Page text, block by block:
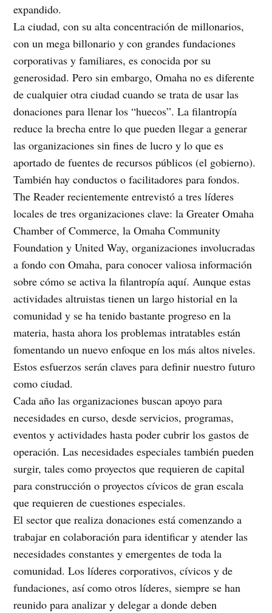
expandido.
La ciudad, con su alta concentración de millonarios,
con un mega billonario y con grandes fundaciones
corporativas y familiares, es conocida por su
generosidad. Pero sin embargo, Omaha no es diferente
de cualquier otra ciudad cuando se trata de usar las
donaciones para llenar los “huecos”. La filantropía
reduce la brecha entre lo que pueden llegar a generar
las organizaciones sin fines de lucro y lo que es
aportado de fuentes de recursos públicos (el gobierno).
También hay conductos o facilitadores para fondos.
The Reader recientemente entrevistó a tres líderes
locales de tres organizaciones clave: la Greater Omaha
Chamber of Commerce, la Omaha Community
Foundation y United Way, organizaciones involucradas
a fondo con Omaha, para conocer valiosa información
sobre cómo se activa la filantropía aquí. Aunque estas
actividades altruistas tienen un largo historial en la
comunidad y se ha tenido bastante progreso en la
materia, hasta ahora los problemas intratables están
fomentando un nuevo enfoque en los más altos niveles.
Estos esfuerzos serán claves para definir nuestro futuro
como ciudad.
Cada año las organizaciones buscan apoyo para
necesidades en curso, desde servicios, programas,
eventos y actividades hasta poder cubrir los gastos de
operación. Las necesidades especiales también pueden
surgir, tales como proyectos que requieren de capital
para construcción o proyectos cívicos de gran escala
que requieren de cuestiones especiales.
El sector que realiza donaciones está comenzando a
trabajar en colaboración para identificar y atender las
necesidades constantes y emergentes de toda la
comunidad. Los líderes corporativos, cívicos y de
fundaciones, así como otros líderes, siempre se han
reunido para analizar y delegar a donde deben